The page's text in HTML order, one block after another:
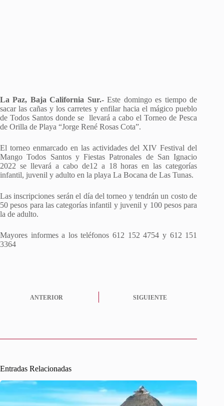
La Paz, Baja California Sur.-Este domingo es tiempo de
sacar las cañas y los carretes y enfilar hacia el mágico pueblo
de Todos Santos donde se llevará a cabo el Torneo de Pesca
de Orilla de Playa “Jorge René Rosas Cota”.
El torneo enmarcado en las actividades del XIV Festival del
Mango Todos Santos y Fiestas Patronales de San Ignacio
2022 se llevará a cabo de12 a 18 horas en las categorías
infantil, juvenil y adulto en la playa La Bocana de Las Tunas.
Las inscripciones serán el día del torneo y tendrán un costo de
50 pesos para las categorías infantil y juvenil y 100 pesos para
la de adulto.
Mayores informes a los teléfonos 612 152 4754 y 612 151
3364
ANTERIOR SIGUIENTE
Entradas Relacionadas